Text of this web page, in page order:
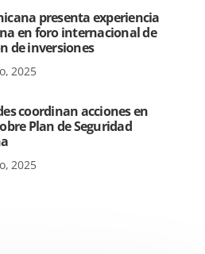
presenta experiencia
en foro internacional de
de inversiones
2025
coordinan acciones en
Plan de Seguridad
2025